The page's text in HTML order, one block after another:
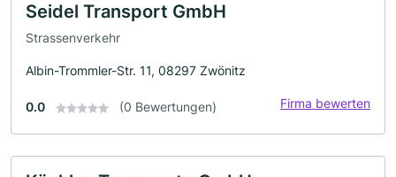
Seidel Transport GmbH
Strassenverkehr
Albin-Trommler-Str. 11, 08297 Zwönitz
0.0 (0 Bewertungen) Firma bewerten